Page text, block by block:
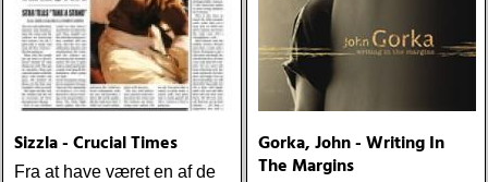
Sizzla - Crucial Times
Fra at have været en af de
Gorka, John - Writing In
The Margins